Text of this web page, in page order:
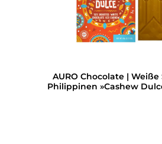
AURO Chocolate |
Philippinen »Cashew